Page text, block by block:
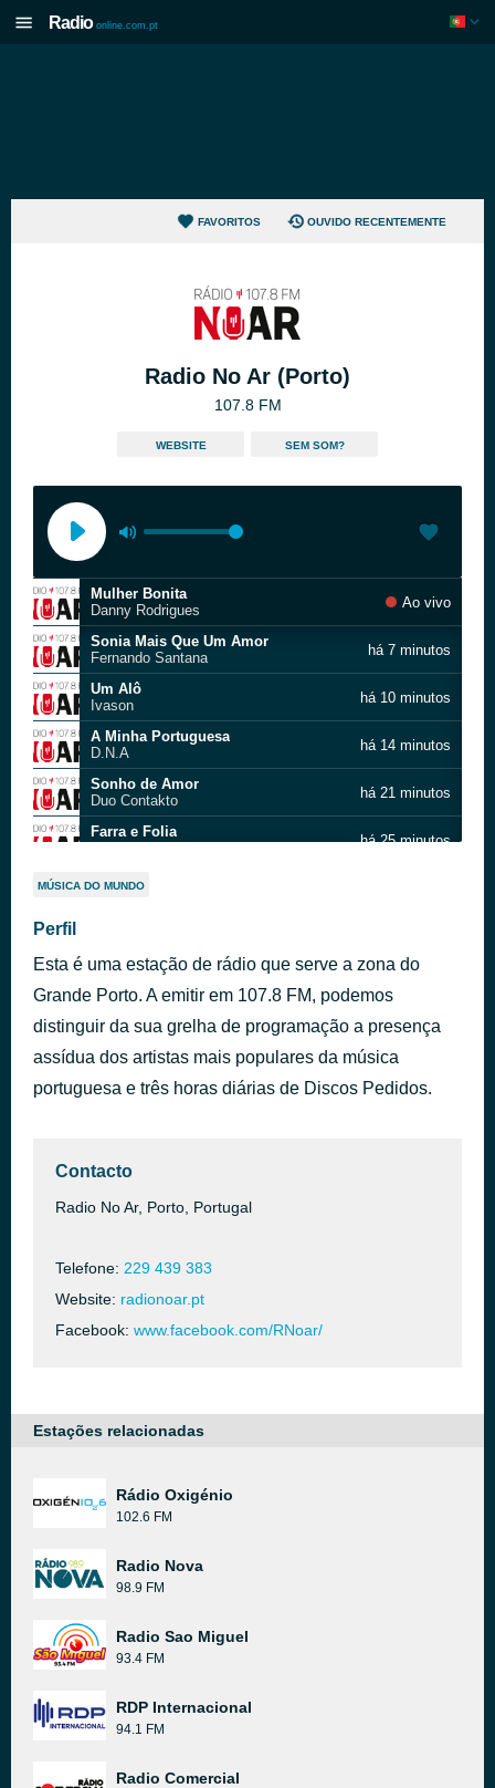
Radio online.com.pt
FAVORITOS OUVIDO RECENTEMENTE
Radio No Ar (Porto)
107.8 FM
WEBSITE SEM SOM?
Mulher Bonita
Danny Rodrigues
Ao vivo
Sonia Mais Que Um Amor
Fernando Santana
há 7 minutos
Um Alô
Ivason
há 10 minutos
A Minha Portuguesa
D.N.A
há 14 minutos
Sonho de Amor
Duo Contakto
há 21 minutos
Farra e Folia
há 25 minutos
Onde Está Meu Amor Antigo
Bate Bate Coração
Grupo Musical Pontofixo
Tuk Tuk
há 38 minutos
MÚSICA DO MUNDO
Perfil
Esta é uma estação de rádio que serve a zona do
Grande Porto. A emitir em 107.8 FM, podemos
distinguir da sua grelha de programação a presença
assídua dos artistas mais populares da música
portuguesa e três horas diárias de Discos Pedidos.
Contacto
Radio No Ar, Porto, Portugal
Telefone: 229 439 383
Website: radionoar.pt
Facebook: www.facebook.com/RNoar/
Estações relacionadas
Rádio Oxigénio
102.6 FM
Radio Nova
98.9 FM
Radio Sao Miguel
93.4 FM
RDP Internacional
94.1 FM
Radio Comercial